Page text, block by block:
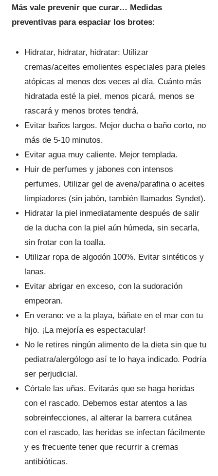
Más vale prevenir que curar… Medidas
preventivas para espaciar los brotes:
Hidratar, hidratar, hidratar: Utilizar
cremas/aceites emolientes especiales para pieles
atópicas al menos dos veces al día. Cuánto más
hidratada esté la piel, menos picará, menos se
rascará y menos brotes tendrá.
Evitar baños largos. Mejor ducha o baño corto, no
más de 5-10 minutos.
Evitar agua muy caliente. Mejor templada.
Huir de perfumes y jabones con intensos
perfumes. Utilizar gel de avena/parafina o aceites
limpiadores (sin jabón, también llamados Syndet).
Hidratar la piel inmediatamente después de salir
de la ducha con la piel aún húmeda, sin secarla,
sin frotar con la toalla.
Utilizar ropa de algodón 100%. Evitar sintéticos y
lanas.
Evitar abrigar en exceso, con la sudoración
empeoran.
En verano: ve a la playa, báñate en el mar con tu
hijo. ¡La mejoría es espectacular!
No le retires ningún alimento de la dieta sin que tu
pediatra/alergólogo así te lo haya indicado. Podría
ser perjudicial.
Córtale las uñas. Evitarás que se haga heridas
con el rascado. Debemos estar atentos a las
sobreinfecciones, al alterar la barrera cutánea
con el rascado, las heridas se infectan fácilmente
y es frecuente tener que recurrir a cremas
antibióticas.